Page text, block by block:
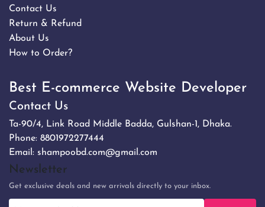
Contact Us
Return & Refund
About Us
How to Order?
Best E-commerce Website Developer
Contact Us
Ta-90/4, Link Road Middle Badda, Gulshan-1, Dhaka.
Phone: 8801972277444
Email: shampoobd.com@gmail.com
Newsletter
Get exclusive deals and new arrivals directly to your inbox.